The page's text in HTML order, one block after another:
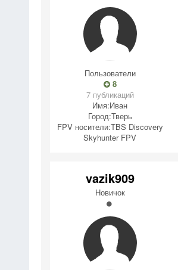
Пользователи
8
7 публикаций
Имя:Иван
Город:Тверь
FPV носители:TBS Discovery
Skyhunter FPV
vazik909
Новичок